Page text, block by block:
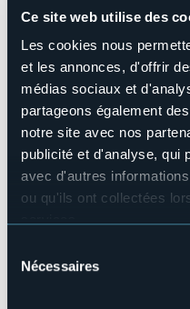
Ce site web utilise des
Les cookies nous
et les annonces, d'offrir
médias sociaux et
partageons également
notre site avec nos
publicité et d'analyse, qui
avec d'autres
ou qu'ils ont collectées
manière de les gérer et
Nécessaires
No
Animaux acceptés
Sì
Nombre d'appartements
Nombres de lits
E-mail
info@maison4.it
Site Internet
http://www.maison4.it
+39 347 4921634 / +39